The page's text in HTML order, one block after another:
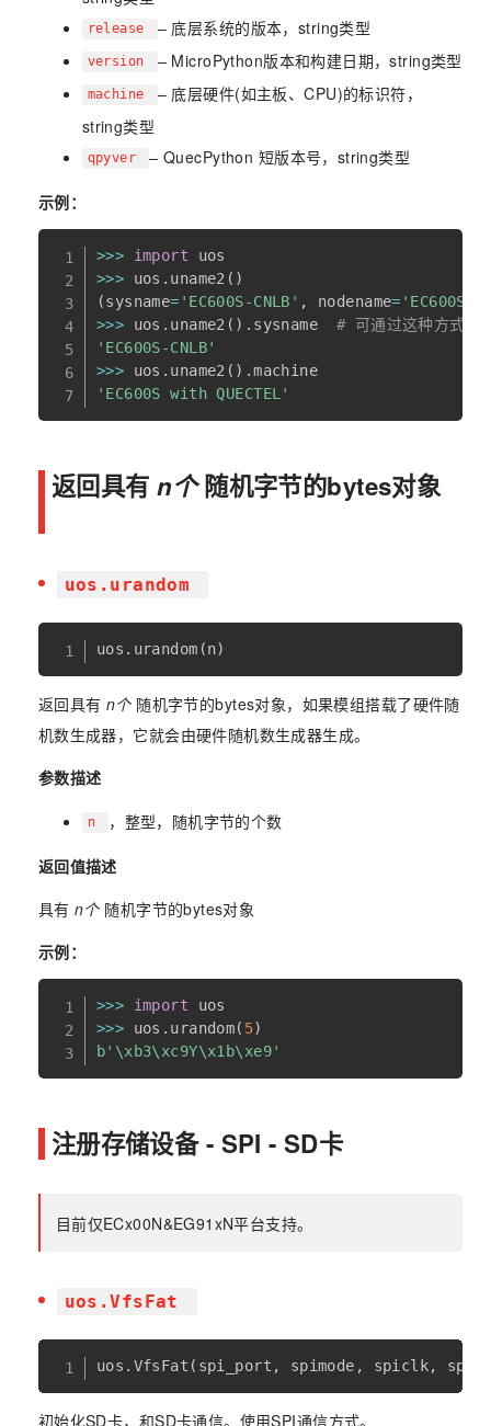
release – 底层系统的版本，string类型
version – MicroPython版本和构建日期，string类型
machine
– 底层硬件(如主板、CPU)的标识符，
string类型
qpyver – QuecPython 短版本号，string类型
示例：
>>> import
>>> uos . uname2 ( )
(sysname= 'EC600S-CNLB' , nodename= 'EC600S'
>>> uos . uname2 ( ) . sysname # 可通过这种方式直
'EC600S-CNLB'
>>> uos . uname2 ( ) .
'EC600S with QUECTEL'
返回具有 n个随机字节的bytes对象
uos.urandom
uos . urandom (n)
返回具有 n个 随机字节的bytes对象，如果模组搭载了硬件随
机数生成器，它就会由硬件随机数生成器生成。
参数描述
n ，整型，随机字节的个数
返回值描述
具有n个 随机字节的bytes对象
示例：
>>> import
>>> uos . urandom( 5)
b'\xb3\xc9Y\x1b\xe9'
注册存储设备 - SPI - SD卡
目前仅ECx00N&EG91xN平台支持。
uos.VfsFat
uos . VfsFat ( spi_port , spimode , spiclk,
初始化SD卡，和SD卡通信。使用SPI通信方式。